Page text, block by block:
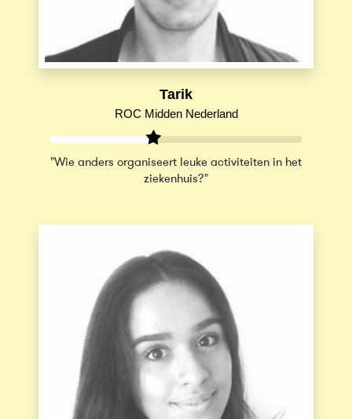
Tarik
ROC Midden Nederland
"Wie anders organiseert leuke activiteiten in het
ziekenhuis?"